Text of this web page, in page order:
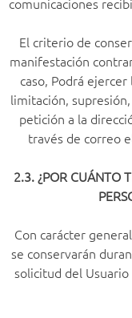
El criterio de
manifestación
caso, Podrá
limitación,
petición a la
través de correo
2.3. ¿POR CUÁNTO
Con carácter
se conservarán
solicitud del